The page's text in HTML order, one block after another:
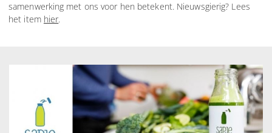
samenwerking met ons voor hen betekent. Nieuwsgierig? Lees
het item hier.